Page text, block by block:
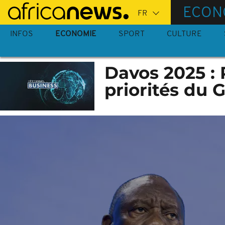
Passer
au
contenu
INFOS ECONOMIE SPORT CULTURE
Davos 2025
priorités du